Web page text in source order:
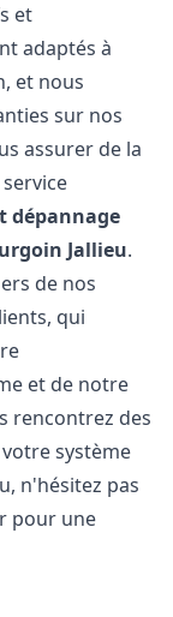
et
adaptés à
et nous
sur nos
assurer de la
dépannage
Jallieu.
de nos
qui
et de notre
rencontrez des
système
n'hésitez pas
pour une